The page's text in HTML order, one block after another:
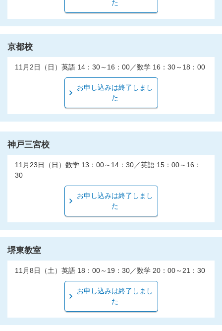
た
京都校
11月2日（日）英語 14：30～16：00／数学 16：30～18：00
お申し込みは終了しまし
た
神戸三宮校
11月23日（日）数学 13：00～14：30／英語 15：00～16：
30
お申し込みは終了しまし
た
堺東教室
11月8日（土）英語 18：00～19：30／数学 20：00～21：30
お申し込みは終了しまし
た